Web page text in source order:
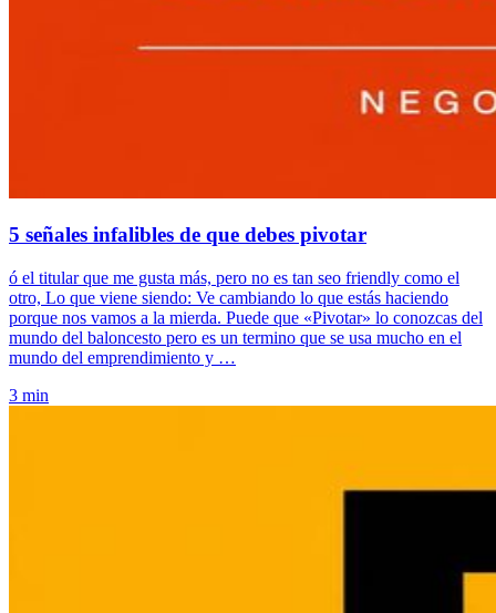
5 señales infalibles de que debes pivotar
ó el titular que me gusta más, pero no es tan seo friendly como el
otro, Lo que viene siendo: Ve cambiando lo que estás haciendo
porque nos vamos a la mierda. Puede que «Pivotar» lo conozcas del
mundo del baloncesto pero es un termino que se usa mucho en el
mundo del emprendimiento y …
3 min